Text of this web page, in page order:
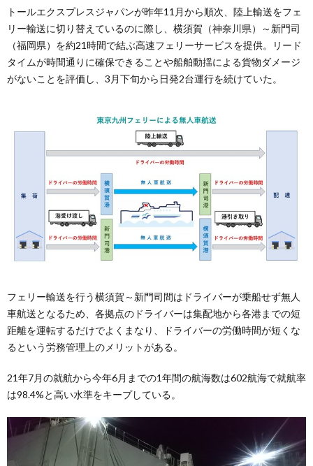
トールエクスプレスジャパンが昨年11月から順次、陸上輸送をフェ
リー輸送に切り替えているのに際し、横須賀（神奈川県）～新門司
（福岡県）を約21時間で結ぶ高速フェリーサービスを提供。リード
タイムが時間通りに確保できることや船舶動揺による貨物ダメージ
がないことを評価し、3月下旬から日発2台運行を続けていた。
フェリー輸送を行う横須賀～新門司間はドライバーが乗船せず無人
車航送となるため、各拠点のドライバーは集配地から各港までの短
距離を運転するだけでよくまなり、ドライバーの労働時間が短くな
るという労務管理上のメリットがある。
21年7月の就航から今年6月までの1年間の航海数は602航海で就航率
は98.4%と高い水準をキープしている。